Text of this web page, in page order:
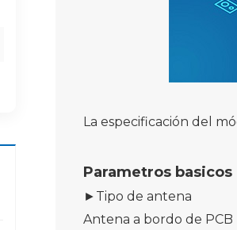
La especificación del
Parametros basicos
►Tipo de antena
Antena a bordo de PCB